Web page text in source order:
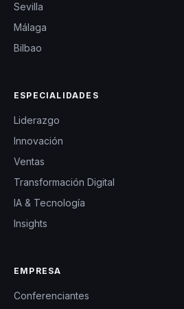
Sevilla
Málaga
Bilbao
ESPECIALIDADES
Liderazgo
Innovación
Ventas
Transformación Digital
IA & Tecnología
Insights
EMPRESA
Conferenciantes